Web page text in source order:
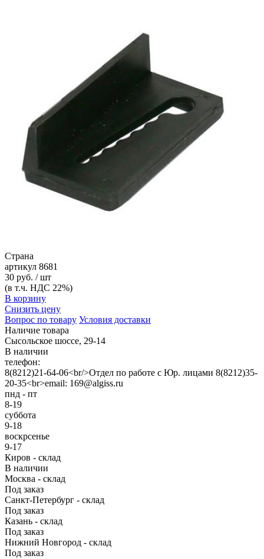
Страна
артикул 8681
30 руб. / шт
(в т.ч. НДС 22%)
В корзину
Снизить цену
Вопрос по товару Условия доставки
Наличие товара
Сысольское шоссе, 29-14
В наличии
телефон:
8(8212)21-64-06<br/>Отдел по работе с Юр. лицами 8(8212)35-
20-35<br>email: 169@algiss.ru
пнд - пт
8-19
суббота
9-18
воскрсенье
9-17
Киров - склад
В наличии
Москва - склад
Под заказ
Санкт-Петербург - склад
Под заказ
Казань - склад
Под заказ
Нижний Новгород - склад
Под заказ